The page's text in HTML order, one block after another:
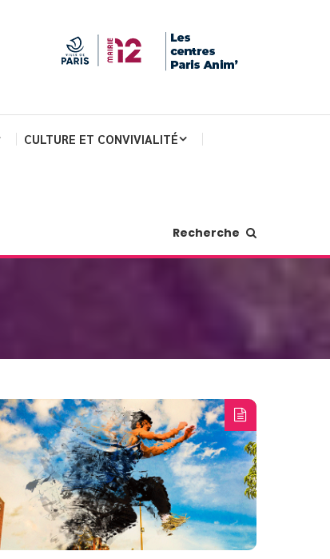
CULTURE ET CONVIVIALITÉ
Recherche